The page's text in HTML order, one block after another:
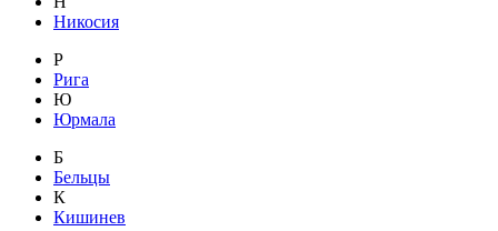
Никосия
Р
Рига
Ю
Юрмала
Б
Бельцы
К
Кишинев